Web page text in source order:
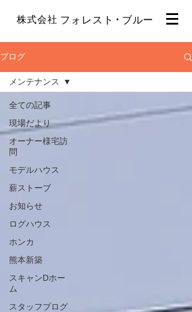
ブルー
株式会社 フォレスト ・
ブログ
全ての記事
現場だより
オーナー様宅訪
問
モデルハウス
薪ストーブ
お知らせ
ログハウス
ホンカ
熊本新築
スキャンDホー
ム
スタッフブログ
メンテナンス